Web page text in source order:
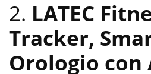
2. LATEC
Tracker,
Orologio con